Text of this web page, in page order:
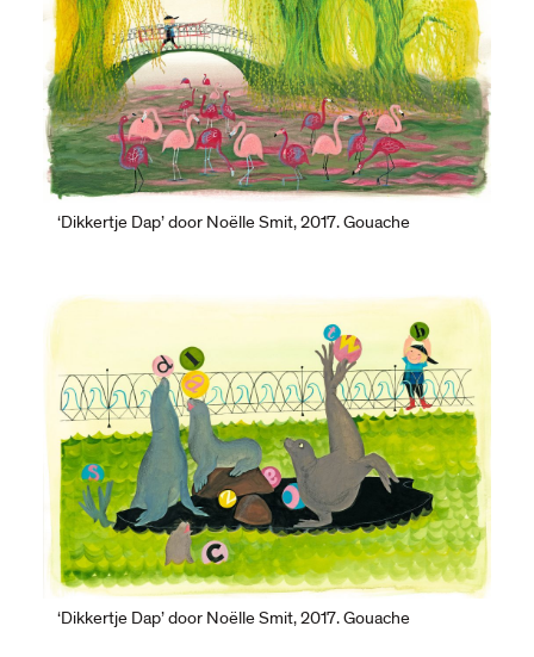
‘Dikkertje Dap’ door Noëlle Smit, 2017. Gouache
‘Dikkertje Dap’ door Noëlle Smit, 2017. Gouache